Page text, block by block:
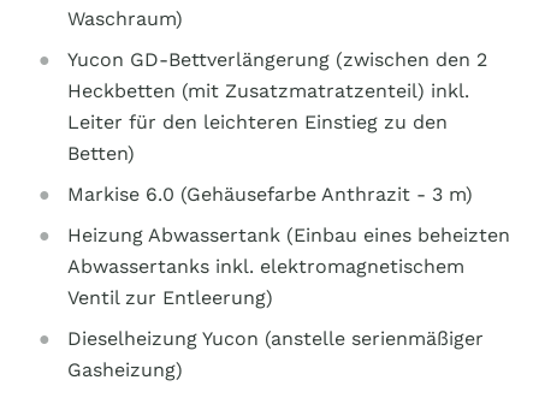
Waschraum)
Yucon GD-Bettverlängerung (zwischen den 2
Heckbetten (mit Zusatzmatratzenteil) inkl.
Leiter für den leichteren Einstieg zu den
Betten)
Markise 6.0 (Gehäusefarbe Anthrazit - 3 m)
Heizung Abwassertank (Einbau eines beheizten
Abwassertanks inkl. elektromagnetischem
Ventil zur Entleerung)
Dieselheizung Yucon (anstelle serienmäßiger
Gasheizung)